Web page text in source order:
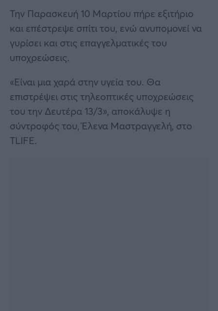
Την Παρασκευή 10 Μαρτίου πήρε εξιτήριο
και επέστρεψε σπίτι του, ενώ ανυπομονεί να
γυρίσει και στις επαγγελματικές του
υποχρεώσεις.
«Είναι μια χαρά στην υγεία του. Θα
επιστρέψει στις τηλεοπτικές υποχρεώσεις
του την Δευτέρα 13/3», αποκάλυψε η
σύντροφός του, Έλενα Μαστραγγελή, στο
TLIFE.